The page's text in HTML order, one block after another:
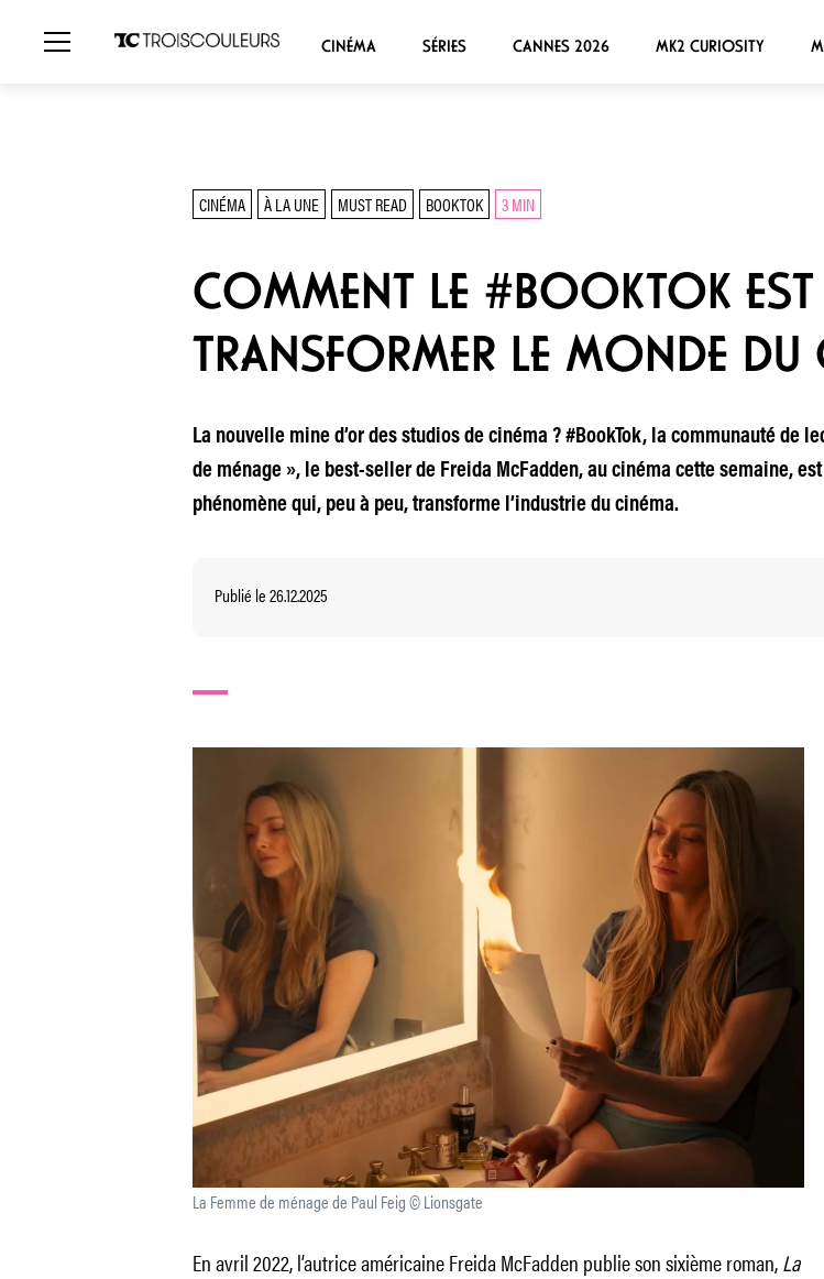
CINÉMA SÉRIES CANNES 2026 MK2 CURIOSITY
CINÉMA À LA UNE MUST READ BOOKTOK 3 MIN
COMMENT LE #BOOKTOK EST
TRANSFORMER LE MONDE DU
La nouvelle mine d’or des studios de cinéma ? #BookTok, la communauté de
de ménage », le best-seller de Freida McFadden, au cinéma cette semaine,
phénomène qui, peu à peu, transforme l’industrie du cinéma.
Publié le 26.12.2025
La Femme de ménage de Paul Feig © Lionsgate
En avril 2022, l’autrice américaine Freida McFadden publie son sixième roman,La